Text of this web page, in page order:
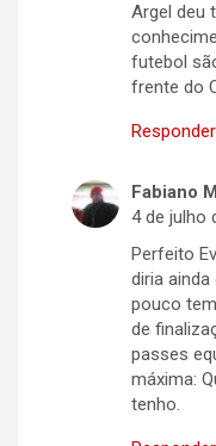
Argel deu
futebol
frente do
Responder
Fabiano
4 de julho
Perfeito
diria
pouco
de
passes
máxima:
tenho.